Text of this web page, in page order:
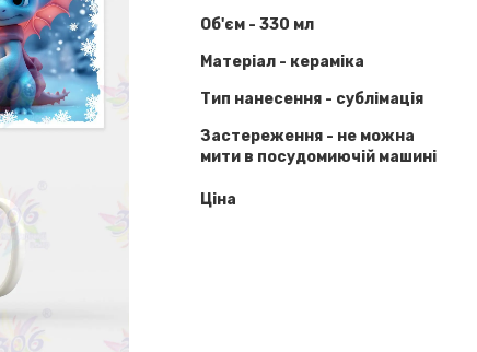
Об'єм - 330 мл
Матеріал - кераміка
Тип нанесення - сублімація
Застереження - не можна
мити в посудомиючій машині
Ціна